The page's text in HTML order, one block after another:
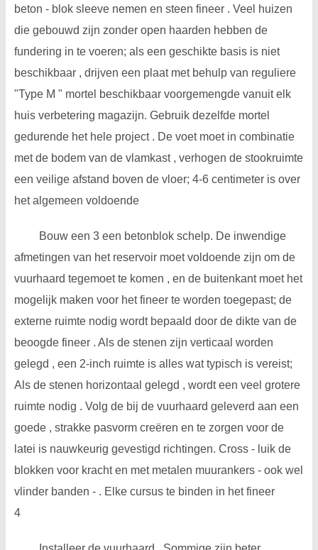
beton - blok sleeve nemen en steen fineer . Veel huizen
die gebouwd zijn zonder open haarden hebben de
fundering in te voeren; als een geschikte basis is niet
beschikbaar , drijven een plaat met behulp van reguliere
"Type M " mortel beschikbaar voorgemengde vanuit elk
huis verbetering magazijn. Gebruik dezelfde mortel
gedurende het hele project . De voet moet in combinatie
met de bodem van de vlamkast , verhogen de stookruimte
een veilige afstand boven de vloer; 4-6 centimeter is over
het algemeen voldoende
Bouw een 3 een betonblok schelp. De inwendige
afmetingen van het reservoir moet voldoende zijn om de
vuurhaard tegemoet te komen , en de buitenkant moet het
mogelijk maken voor het fineer te worden toegepast; de
externe ruimte nodig wordt bepaald door de dikte van de
beoogde fineer . Als de stenen zijn verticaal worden
gelegd , een 2-inch ruimte is alles wat typisch is vereist;
Als de stenen horizontaal gelegd , wordt een veel grotere
ruimte nodig . Volg de bij de vuurhaard geleverd aan een
goede , strakke pasvorm creëren en te zorgen voor de
latei is nauwkeurig gevestigd richtingen. Cross - luik de
blokken voor kracht en met metalen muurankers - ook wel
vlinder banden - . Elke cursus te binden in het fineer
4